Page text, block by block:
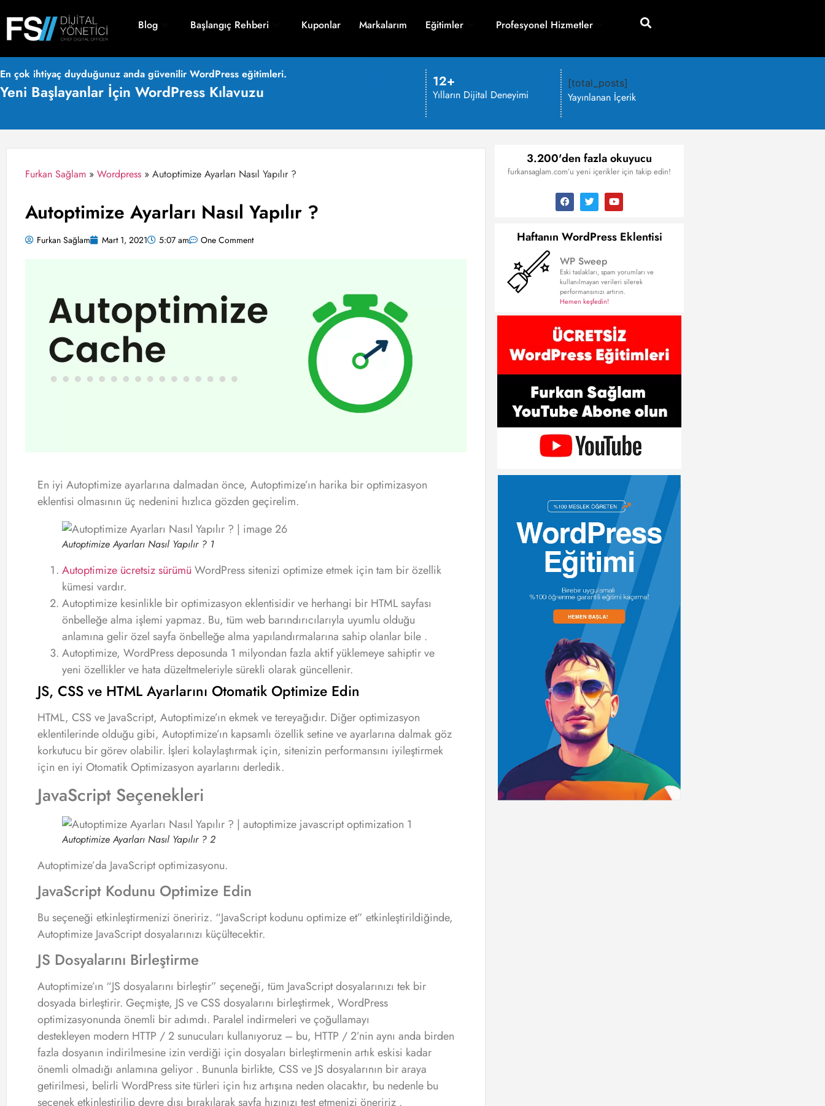
Blog Başlangıç Rehberi Kuponlar Markalarım Eğitimler Profesyonel Hizmetler
En çok ihtiyaç duyduğunuz anda güvenilir WordPress eğitimleri.
Yeni Başlayanlar İçin WordPress Kılavuzu
12+
Yılların Dijital Deneyimi
[total_posts]
Yayınlanan İçerik
Furkan Sağlam » Wordpress » Autoptimize Ayarları Nasıl Yapılır ?
Autoptimize Ayarları Nasıl Yapılır ?
Furkan Sağlam Mart 1, 2021 5:07 am One Comment
En iyi Autoptimize ayarlarına dalmadan önce, Autoptimize’ın harika bir optimizasyon
eklentisi olmasının üç nedenini hızlıca gözden geçirelim.
Autoptimize Ayarları Nasıl Yapılır ? 1
Autoptimize ücretsiz sürümü WordPress sitenizi optimize etmek için tam bir özellik
kümesi vardır.
Autoptimize kesinlikle bir optimizasyon eklentisidir ve herhangi bir HTML sayfası
önbelleğe alma işlemi yapmaz. Bu, tüm web barındırıcılarıyla uyumlu olduğu
anlamına gelir özel sayfa önbelleğe alma yapılandırmalarına sahip olanlar bile .
Autoptimize, WordPress deposunda 1 milyondan fazla aktif yüklemeye sahiptir ve
yeni özellikler ve hata düzeltmeleriyle sürekli olarak güncellenir.
JS, CSS ve HTML Ayarlarını Otomatik Optimize Edin
HTML, CSS ve JavaScript, Autoptimize’ın ekmek ve tereyağıdır. Diğer optimizasyon
eklentilerinde olduğu gibi, Autoptimize’ın kapsamlı özellik setine ve ayarlarına dalmak göz
korkutucu bir görev olabilir. İşleri kolaylaştırmak için, sitenizin performansını iyileştirmek
için en iyi Otomatik Optimizasyon ayarlarını derledik.
JavaScript Seçenekleri
Autoptimize Ayarları Nasıl Yapılır ? 2
Autoptimize’da JavaScript optimizasyonu.
JavaScript Kodunu Optimize Edin
Bu seçeneği etkinleştirmenizi öneririz. “JavaScript kodunu optimize et” etkinleştirildiğinde,
Autoptimize JavaScript dosyalarınızı küçültecektir.
JS Dosyalarını Birleştirme
Autoptimize’ın “JS dosyalarını birleştir” seçeneği, tüm JavaScript dosyalarınızı tek bir
dosyada birleştirir. Geçmişte, JS ve CSS dosyalarını birleştirmek, WordPress
optimizasyonunda önemli bir adımdı. Paralel indirmeleri ve çoğullamayı
destekleyen modern HTTP / 2 sunucuları kullanıyoruz – bu, HTTP / 2’nin aynı anda birden
fazla dosyanın indirilmesine izin verdiği için dosyaları birleştirmenin artık eskisi kadar
önemli olmadığı anlamına geliyor . Bununla birlikte, CSS ve JS dosyalarının bir araya
getirilmesi, belirli WordPress site türleri için hız artışına neden olacaktır, bu nedenle bu
seçenek etkinleştirilip devre dışı bırakılarak sayfa hızınızı test etmenizi öneririz .
3.200'den fazla okuyucu
furkansaglam.com’u yeni içerikler için takip edin!
Haftanın WordPress Eklentisi
WP Sweep
Eski taslakları, spam yorumları ve
kullanılmayan verileri silerek
performansınızı artırın.
Hemen keşfedin!